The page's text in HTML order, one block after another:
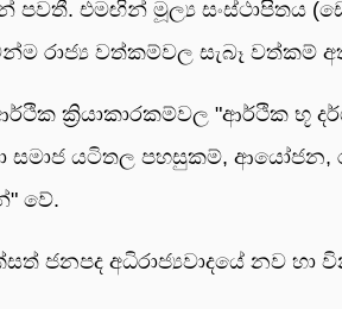
පවතී. එමඟින් මූල්‍ය
රාජ්‍ය වත්කම්වල සැබෑ වත්කම්
ක්‍රියාකාරකම්වල "ආර්ථික භූ
සමාජ යටිතල පහසුකම්, ආයෝජන,
වේ.
ජනපද අධිරාජ්‍යවාදයේ නව හා